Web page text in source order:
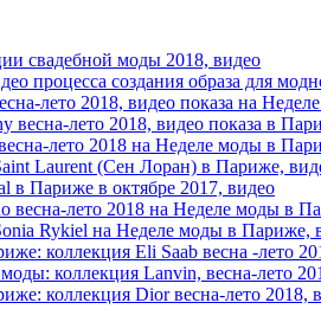
свадебной моды 2018, видео
процесса создания образа для
лето 2018, видео показа на
весна-лето 2018, видео показа в
лето 2018 на Неделе моды в
Laurent (Сен Лоран) в Париже,
в Париже в октябре 2017, видео
весна-лето 2018 на Неделе моды в
Rykiel на Неделе моды в Париже,
коллекция Eli Saab весна -лето
коллекция Lanvin, весна-лето
коллекция Dior весна-лето 2018,